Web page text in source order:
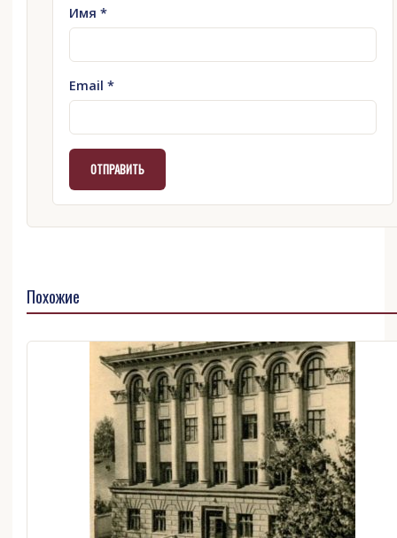
Имя *
Email *
Похожие